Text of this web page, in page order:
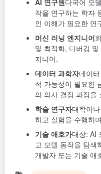
AI 연구원다국어 모
작을 연구하는 학자
인 이해가 필요한 연
머신 러닝 엔지니어
및 최적화, 디버깅
지니어.
데이터 과학자데이
석 가능성이 필요한
의 의사 결정 과정을
학술 연구자대학이
하고 실험을 수행하
기술 애호가대상: AI
고 모델 동작을 탐색
개발자 또는 기술 애